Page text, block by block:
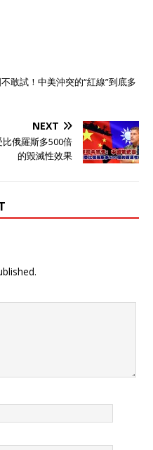
敢試！中美沖突的“紅線”到底多
NEXT
俄羅斯多500倍
的毀滅性效果